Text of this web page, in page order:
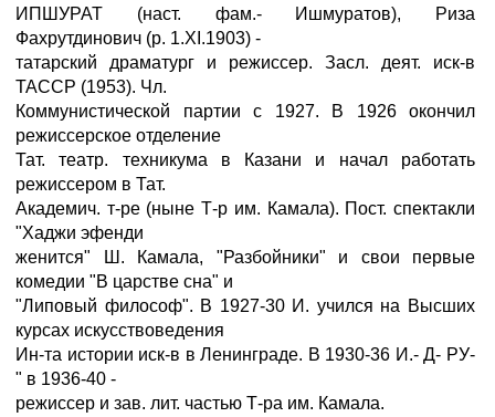
ИПШУРАТ (наст. фам.- Ишмуратов), Риза
Фахрутдинович (р. 1.XI.1903) -
татарский драматург и режиссер. Засл. деят. иск-в
ТАССР (1953). Чл.
Коммунистической партии с 1927. В 1926 окончил
режиссерское отделение
Тат. театр. техникума в Казани и начал работать
режиссером в Тат.
Академич. т-ре (ныне Т-р им. Камала). Пост. спектакли
"Хаджи эфенди
женится" Ш. Камала, "Разбойники" и свои первые
комедии "В царстве сна" и
"Липовый философ". В 1927-30 И. учился на Высших
курсах искусствоведения
Ин-та истории иск-в в Ленинграде. В 1930-36 И.- Д- РУ-
" в 1936-40 -
режиссер и зав. лит. частью Т-ра им. Камала.